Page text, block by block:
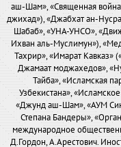
аш-Шам», «Священная
джихад»), «Джабхат ан-
Шабаб», «УНА-УНСО»,
Ихван аль-Муслимун»),
Тахрир», «Имарат Кавказ»
Джамаат моджахедов»,
Тайба», «Исламская
Узбекистана»,
«Джунд аш-Шам», «АУМ
Степана Бандеры»,
международное
Д.Гордон, А.Арестович.